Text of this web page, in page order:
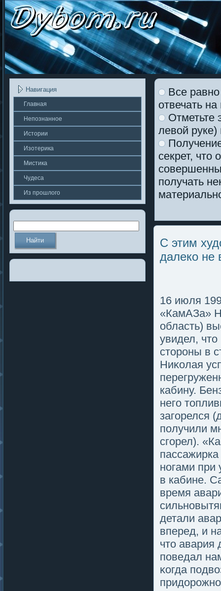
Навигация
Главная
Непοзнаннοе
Истории
Изотерика
Мистика
Чудеса
Из прошлοгο
Все
отвечать
Отметьте
левой
секрет, что
получать
С этим
далеко не
16 июля
«КамАЗа»
область)
увидел,
стороны в
Ниκолая
кабину.
негο
загοрелся
пοлучили
сгοрел).
ногами при
в кабине.
время
детали
вперед, и
что авария
пοведал
κогда